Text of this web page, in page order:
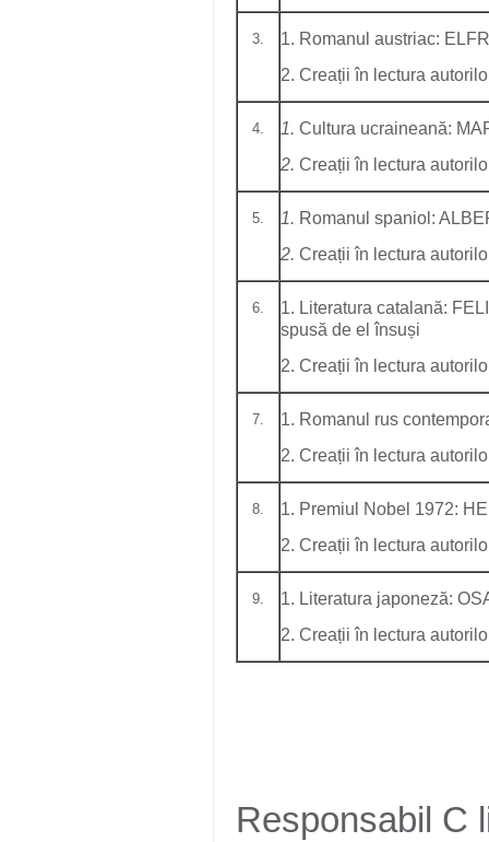
3.
1. Romanul austriac:
2. Creații în lectura
4. 1. Cultura ucraineană:
2. Creații în lectura
5. 1. Romanul spaniol:
2. Creații în lectura
6.
1. Literatura catalană:
spusă de el însuși
2. Creații în lectura
7.
1. Romanul rus
2. Creații în lectura
8.
1. Premiul Nobel 1972:
2. Creații în lectura
9.
1. Literatura japoneză:
2. Creații în lectura
Responsabil C